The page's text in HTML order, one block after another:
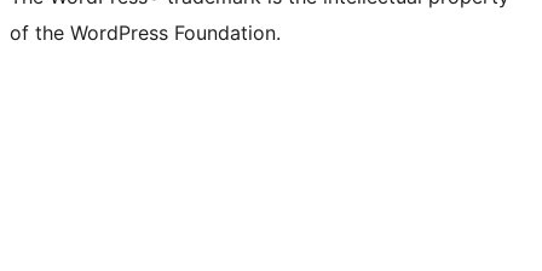
of the WordPress Foundation.